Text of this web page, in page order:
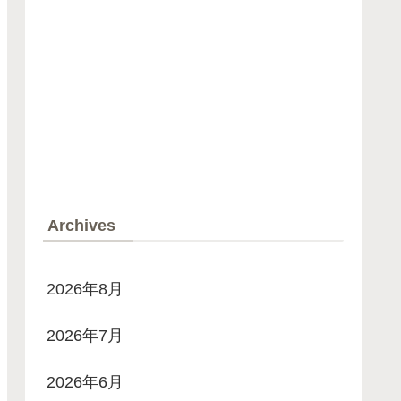
Archives
2026年8月
2026年7月
2026年6月